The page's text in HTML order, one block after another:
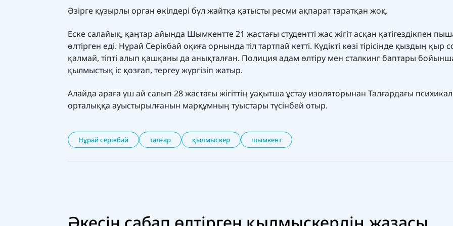
Әзірге құзырлы орган өкілдері бұл жайтқа қатысты ресми ақпарат таратқан жоқ.
Еске салайық, қаңтар айында Шымкентте 21 жастағы студентті жас жігіт асқан қатігездікпен
өлтірген еді. Нұрай Серікбай оқиға орнында тіл тартпай кетті. Күдікті көзі тірісінде қыздың қыр
қалмай, тіпті алып қашқаны да анықталған. Полиция адам өлтіру мен сталкинг баптары
қылмыстық іс қозғап, тергеу жүргізіп жатыр.
Алайда араға үш ай салып 28 жастағы жігіттің уақытша ұстау изоляторынан Талғардағы
орталыққа ауыстырылғанын марқұмның туыстары түсінбей отыр.
Нұрай серікбай талғар қылмыскер шымкент